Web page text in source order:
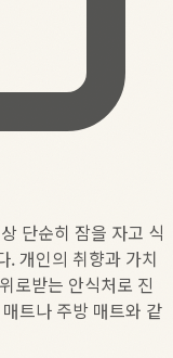
단순히 잠을 자고 식
. 개인의 취향과 가치
로받는 안식처로 진
트나 주방 매트와 같